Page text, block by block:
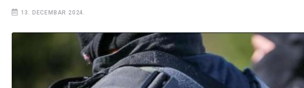
13. DECEMBAR 2024.